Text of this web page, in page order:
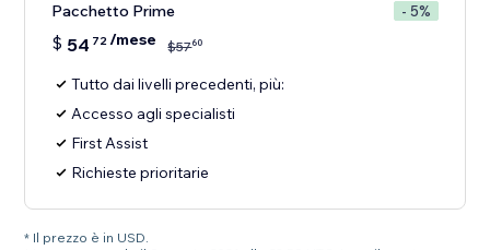
Pacchetto Prime - 5%
$ 54 72/mese $5760
Tutto dai livelli precedenti, più:
Accesso agli specialisti
First Assist
Richieste prioritarie
* Il prezzo è in USD.